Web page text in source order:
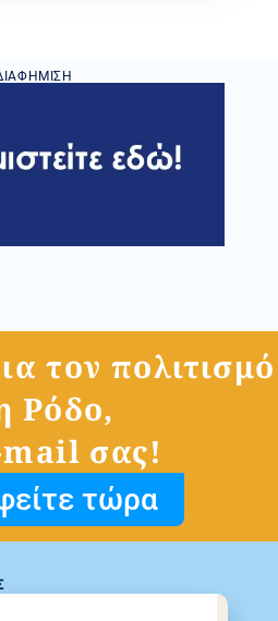
τον πολιτισμό
Ρόδο,
mail σας!
τώρα